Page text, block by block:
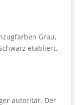
Grau,
etabliert.
autoritär. Der